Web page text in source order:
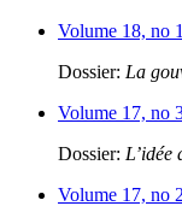
Volume 18, no
Dossier: La
Volume 17, no
Dossier: L’idée
Volume 17, no